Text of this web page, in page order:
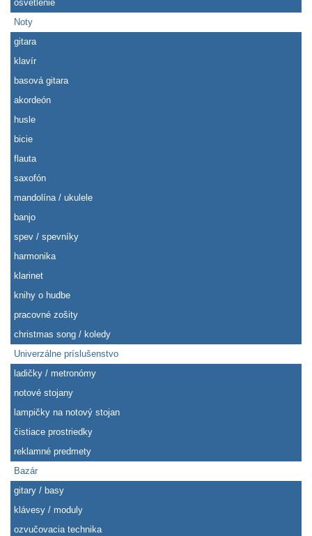
osvetlenie
Noty
gitara
klavír
basová gitara
akordeón
husle
bicie
flauta
saxofón
mandolína / ukulele
banjo
spev / spevníky
harmonika
klarinet
knihy o hudbe
pracovné zošity
christmas song / koledy
Univerzálne príslušenstvo
ladičky / metronómy
notové stojany
lampičky na notový stojan
čistiace prostriedky
reklamné predmety
Bazár
gitary / basy
klávesy / moduly
ozvučovacia technika